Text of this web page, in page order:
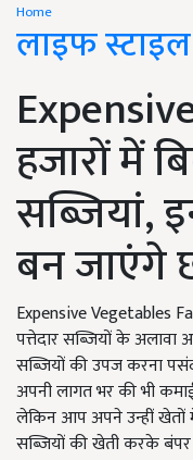
Home
लाइफ स्टाइल
हजारों में
सब्जियां,
बन जाएंगे
Expensive Vegetables
पत्तेदार सब्जियों के अलावा
सब्जियों की उपज करना
अपनी लागत भर की भी
लेकिन आप अपने उन्हीं खेतों
सब्जियों की खेती करके